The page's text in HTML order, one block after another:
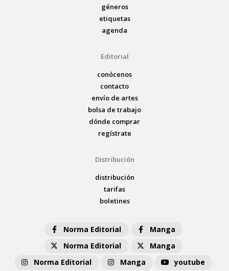
géneros
etiquetas
agenda
Editorial
conócenos
contacto
envío de artes
bolsa de trabajo
dónde comprar
regístrate
Distribución
distribución
tarifas
boletines
Norma Editorial
Manga
Norma Editorial
Manga
Norma Editorial
Manga youtube